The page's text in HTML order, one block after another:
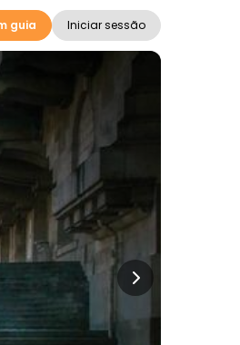
guia Iniciar sessão